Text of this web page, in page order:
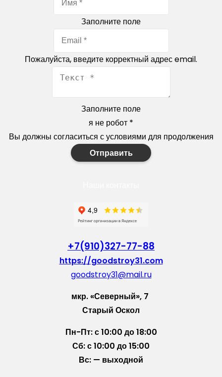
Заполните поле
Пожалуйста, введите корректный адрес email.
Заполните поле
я не робот *
Вы должны согласиться с условиями для продолжения
Отправить
+7(910)327-77-88
https://goodstroy31.com
goodstroy31@mail.ru
мкр. «Северный», 7
Старый Оскол
Пн-Пт: с 10:00 до 18:00
Сб: с 10:00 до 15:00
Вс: — выходной